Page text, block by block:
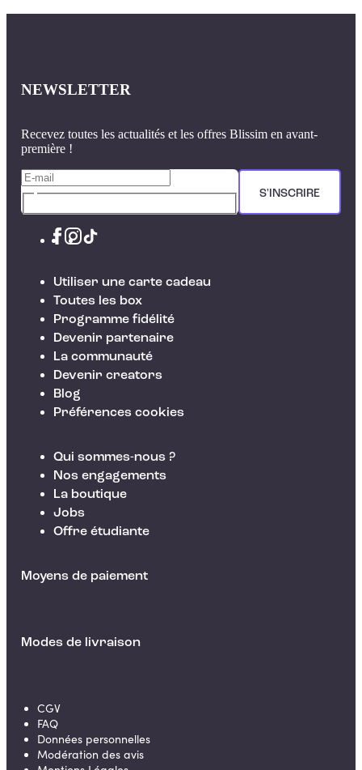
NEWSLETTER
Recevez toutes les actualités et les offres Blissim en avant-
première !
S'INSCRIRE
Utiliser une carte cadeau
Toutes les box
Programme fidélité
Devenir partenaire
La communauté
Devenir creators
Blog
Préférences cookies
Qui sommes-nous ?
Nos engagements
La boutique
Jobs
Offre étudiante
Moyens de paiement
Modes de livraison
CGV
FAQ
Données personnelles
Modération des avis